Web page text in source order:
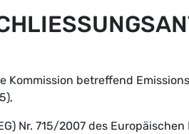
Kommission betreffend
Nr. 715/2007 des